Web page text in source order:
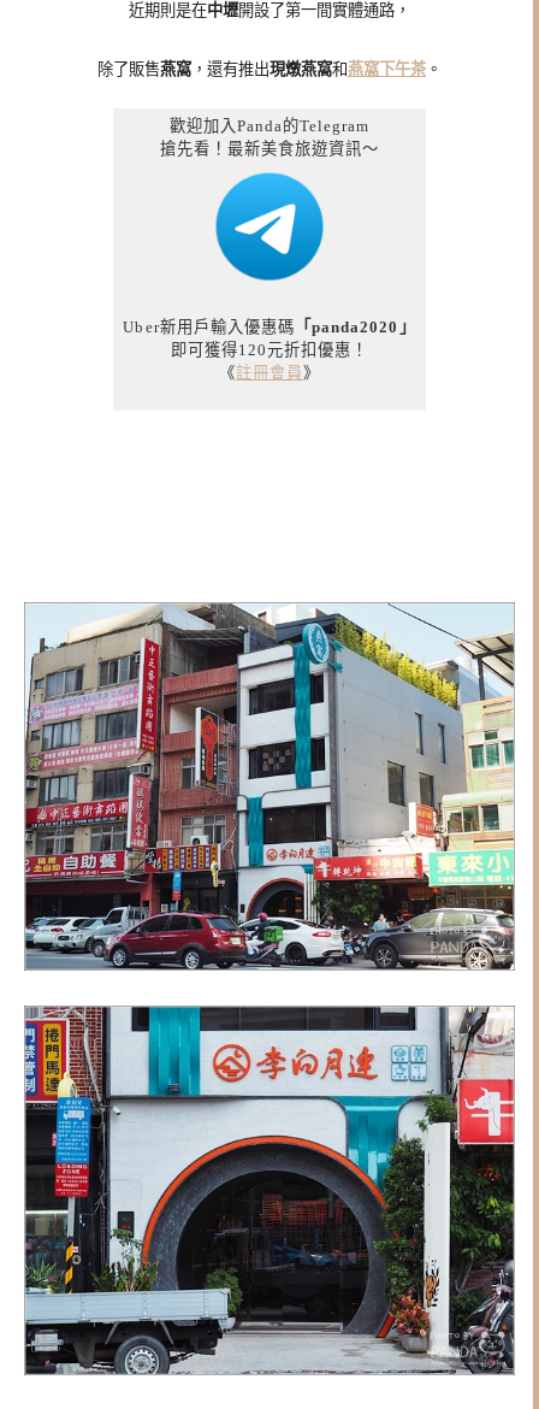
近期則是在中壢開設了第一間實體通路，
除了販售燕窩 ，還有推出現燉燕窩和 燕窩下午茶。
歡迎加入Panda的Telegram
搶先看！最新美食旅遊資訊～
Uber新用戶輸入優惠碼 「panda2020」
即可獲得120元折扣優惠！
《註冊會員》